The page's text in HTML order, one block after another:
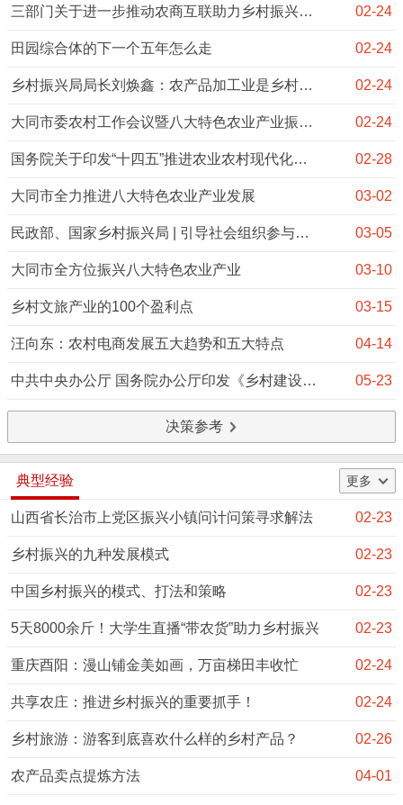
三部门关于进一步推动农商互联助力乡村振兴的通知 02-24
田园综合体的下一个五年怎么走 02-24
乡村振兴局局长刘焕鑫：农产品加工业是乡村产业的核心产业 02-24
大同市委农村工作会议暨八大特色农业产业振兴大会召开 02-24
国务院关于印发“十四五”推进农业农村现代化规划的通知 02-28
大同市全力推进八大特色农业产业发展 03-02
民政部、国家乡村振兴局 | 引导社会组织参与乡村振兴工作 03-05
大同市全方位振兴八大特色农业产业 03-10
乡村文旅产业的100个盈利点 03-15
汪向东：农村电商发展五大趋势和五大特点 04-14
中共中央办公厅 国务院办公厅印发《乡村建设行动实施方案》 05-23
决策参考
典型经验 更多
山西省长治市上党区振兴小镇问计问策寻求解法 02-23
乡村振兴的九种发展模式 02-23
中国乡村振兴的模式、打法和策略 02-23
5天8000余斤！大学生直播“带农货”助力乡村振兴 02-23
重庆酉阳：漫山铺金美如画，万亩梯田丰收忙 02-24
共享农庄：推进乡村振兴的重要抓手！ 02-24
乡村旅游：游客到底喜欢什么样的乡村产品？ 02-26
农产品卖点提炼方法 04-01